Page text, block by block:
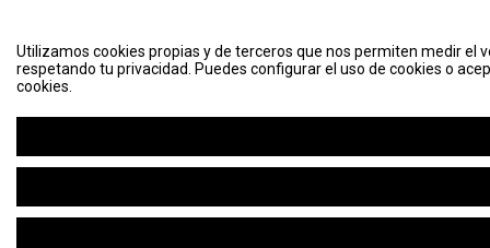
Utilizamos cookies propias y de terceros que nos permiten medir el
respetando tu privacidad. Puedes configurar el uso de cookies o
cookies.